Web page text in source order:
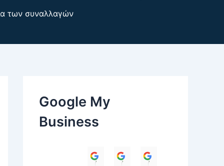
των συναλλαγών
Google My
Business
HimanshuUmesh Dave